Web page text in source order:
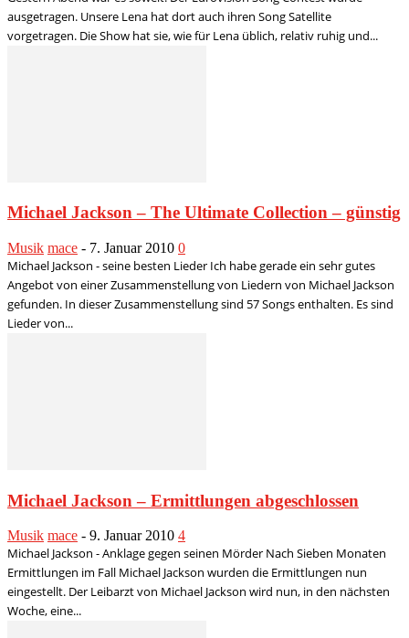
ausgetragen. Unsere Lena hat dort auch ihren Song Satellite
vorgetragen. Die Show hat sie, wie für Lena üblich, relativ ruhig und...
Michael Jackson – The Ultimate Collection – günstig
Musik mace - 7. Januar 2010 0
Michael Jackson - seine besten Lieder Ich habe gerade ein sehr gutes
Angebot von einer Zusammenstellung von Liedern von Michael Jackson
gefunden. In dieser Zusammenstellung sind 57 Songs enthalten. Es sind
Lieder von...
Michael Jackson – Ermittlungen abgeschlossen
Musik mace - 9. Januar 2010 4
Michael Jackson - Anklage gegen seinen Mörder Nach Sieben Monaten
Ermittlungen im Fall Michael Jackson wurden die Ermittlungen nun
eingestellt. Der Leibarzt von Michael Jackson wird nun, in den nächsten
Woche, eine...